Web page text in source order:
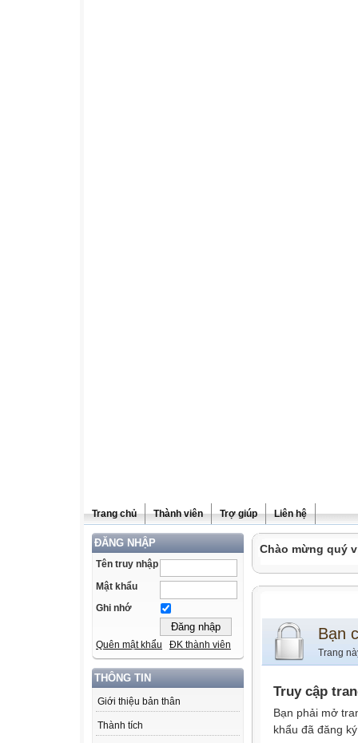
Trang chủ Thành viên Trợ giúp Liên hệ
ĐĂNG NHẬP
Tên truy nhập
Mật khẩu
Ghi nhớ
Quên mật khẩu ĐK thành viên
THÔNG TIN
Giới thiệu bản thân
Thành tích
Chào mừng quý
Bạn
Trang
Truy cập
Bạn phải mở
khẩu đã đăng